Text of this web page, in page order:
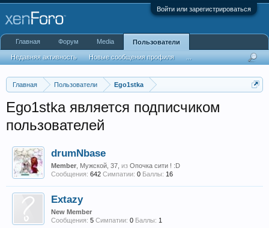
Войти или зарегистрироваться
Главная Пользователи Ego1stka
Ego1stka является подписчиком
пользователей
drumNbase
Member , Мужской, 37, из Опочка сити ! :D
Сообщения: 642 Симпатии: 0 Баллы: 16
Extazy
New Member
Сообщения: 5 Симпатии: 0 Баллы: 1
Главная Форум Media Пользователи
Недавняя активность Новые сообщения профиля